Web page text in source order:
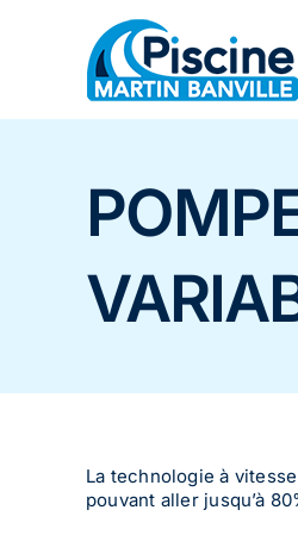
La technologie à
pouvant aller jusqu’à